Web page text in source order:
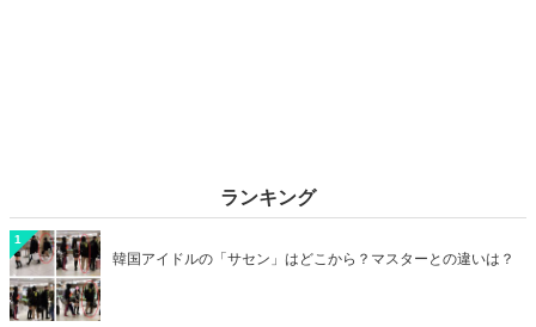
ランキング
1
韓国アイドルの「サセン」はどこから？マスターとの違いは？